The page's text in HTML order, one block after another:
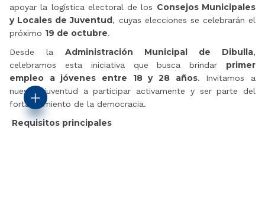
apoyar la logística electoral de los Consejos Municipales
y Locales de Juventud, cuyas elecciones se celebrarán el
próximo 19 de octubre.
Desde la Administración Municipal de Dibulla,
celebramos esta iniciativa que busca brindar primer
empleo a jóvenes entre 18 y 28 años. Invitamos a
nuestra juventud a participar activamente y ser parte del
fortalecimiento de la democracia.
Requisitos principales